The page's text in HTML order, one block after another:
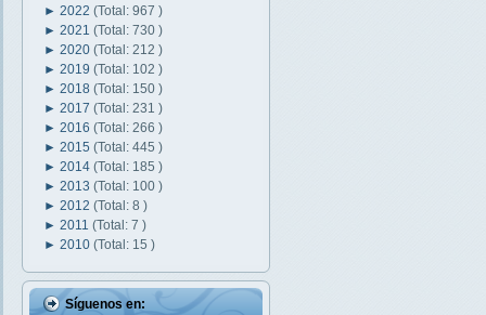
► 2022 (Total: 967 )
► 2021 (Total: 730 )
► 2020 (Total: 212 )
► 2019 (Total: 102 )
► 2018 (Total: 150 )
► 2017 (Total: 231 )
► 2016 (Total: 266 )
► 2015 (Total: 445 )
► 2014 (Total: 185 )
► 2013 (Total: 100 )
► 2012 (Total: 8 )
► 2011 (Total: 7 )
► 2010 (Total: 15 )
Síguenos en: